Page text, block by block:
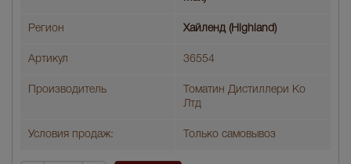
Регион Хайленд (Highland)
Артикул 36554
Производитель
Томатин Дистиллери Ко
Лтд
Условия продаж: Только самовывоз